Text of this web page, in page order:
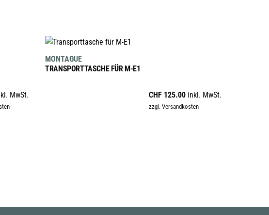
MwSt.
IN DEN WARENKORB
TRANSPORTTASCHE FÜR M-E1
CHF125.00 inkl. MwSt.
zzgl. Versandkosten
MONTAGUE